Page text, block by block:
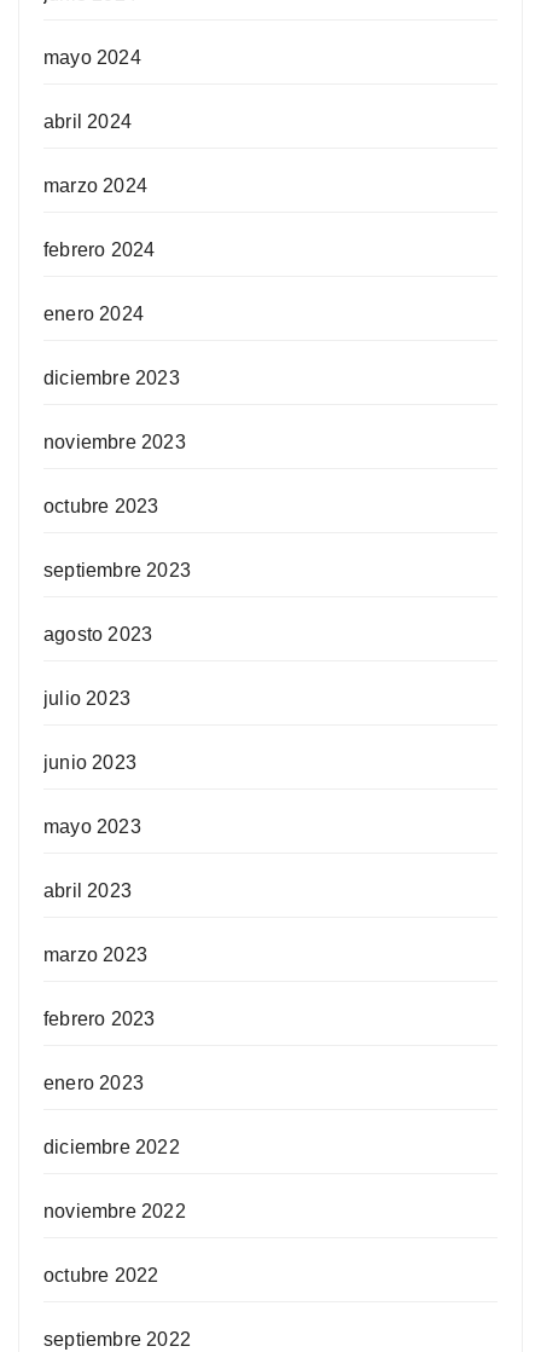
mayo 2024
abril 2024
marzo 2024
febrero 2024
enero 2024
diciembre 2023
noviembre 2023
octubre 2023
septiembre 2023
agosto 2023
julio 2023
junio 2023
mayo 2023
abril 2023
marzo 2023
febrero 2023
enero 2023
diciembre 2022
noviembre 2022
octubre 2022
septiembre 2022